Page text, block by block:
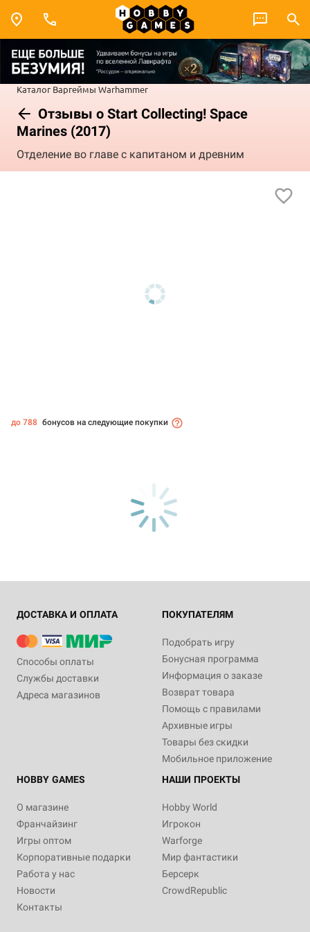
Каталог Варгеймы Warhammer
Отзывы о Start Collecting! Space
Marines (2017)
Отделение во главе с капитаном и древним
до 788 бонусов на следующие покупки
ДОСТАВКА И ОПЛАТА
Способы оплаты
Службы доставки
Адреса магазинов
ПОКУПАТЕЛЯМ
Подобрать игру
Бонусная программа
Информация о заказе
Возврат товара
Помощь с правилами
Архивные игры
Товары без скидки
Мобильное приложение
HOBBY GAMES
О магазине
Франчайзинг
Игры оптом
Корпоративные подарки
Работа у нас
Новости
Контакты
НАШИ ПРОЕКТЫ
Hobby World
Игрокон
Warforge
Мир фантастики
Берсерк
CrowdRepublic